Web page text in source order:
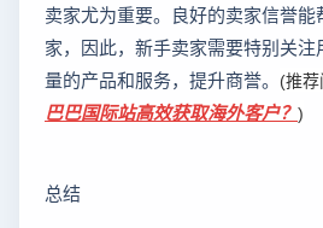
卖家尤为重要。良好的卖家信誉
家，因此，新手卖家需要特别关
量的产品和服务，提升商誉。 (推荐
巴巴国际站高效获取海外客户？ )
总结